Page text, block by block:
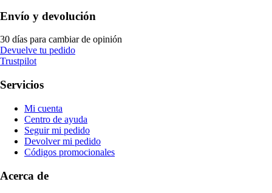
Envío y devolución
30 días para cambiar de opinión
Devuelve tu pedido
Trustpilot
Servicios
Mi cuenta
Centro de ayuda
Seguir mi pedido
Devolver mi pedido
Códigos promocionales
Acerca de